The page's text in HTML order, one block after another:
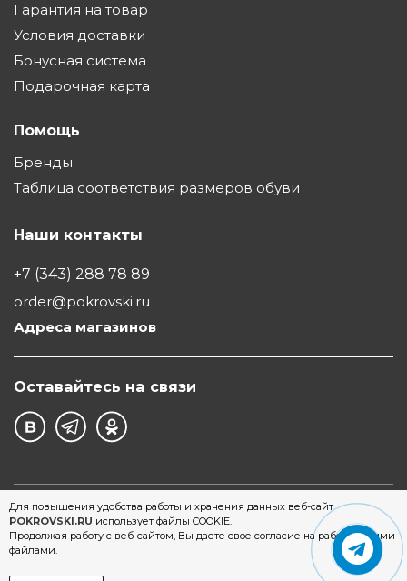
Для повышения удобства работы и хранения данных веб-сайт
POKROVSKI.RU использует файлы COOKIE.
Продолжая работу с веб-сайтом, Вы даете свое согласие на работу с этими
файлами.
Гарантия на товар
Условия доставки
Бонусная система
Подарочная карта
Помощь
Бренды
Таблица соответствия размеров обуви
Наши контакты
+7 (343) 288 78 89
order@pokrovski.ru
Адреса магазинов
Оставайтесь на связи
©1997 - 2026 Обувной Дом "Покровский" - сеть
магазинов обуви в Екатеринбурге